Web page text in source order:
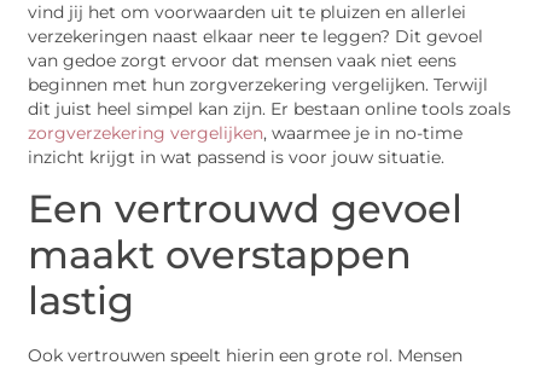
vind jij het om voorwaarden uit te pluizen en allerlei
verzekeringen naast elkaar neer te leggen? Dit gevoel
van gedoe zorgt ervoor dat mensen vaak niet eens
beginnen met hun zorgverzekering vergelijken. Terwijl
dit juist heel simpel kan zijn. Er bestaan online tools zoals
zorgverzekering vergelijken, waarmee je in no-time
inzicht krijgt in wat passend is voor jouw situatie.
Een vertrouwd gevoel
maakt overstappen
lastig
Ook vertrouwen speelt hierin een grote rol. Mensen